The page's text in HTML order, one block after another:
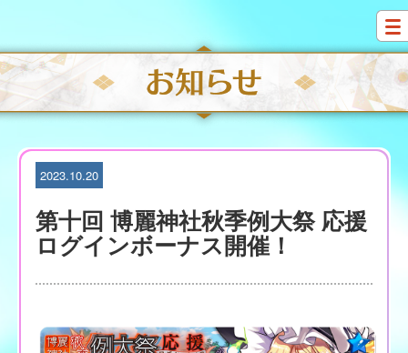
i
p
t
o
c
2023.10.20
第十回 博麗神社秋季例大祭 応援
ログインボーナス開催！